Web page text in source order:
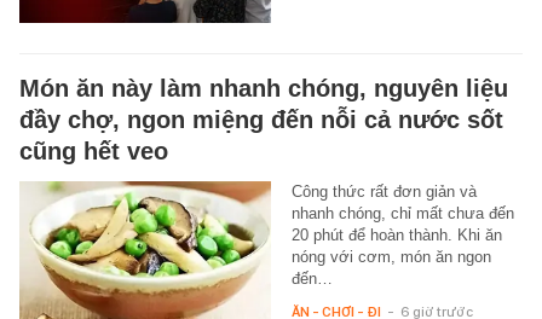
Món ăn này làm nhanh chóng, nguyên liệu
đầy chợ, ngon miệng đến nỗi cả nước sốt
cũng hết veo
Công thức rất đơn giản và
nhanh chóng, chỉ mất chưa đến
20 phút để hoàn thành. Khi ăn
nóng với cơm, món ăn ngon
đến…
ĂN - CHƠI - ĐI - 6 giờ trước